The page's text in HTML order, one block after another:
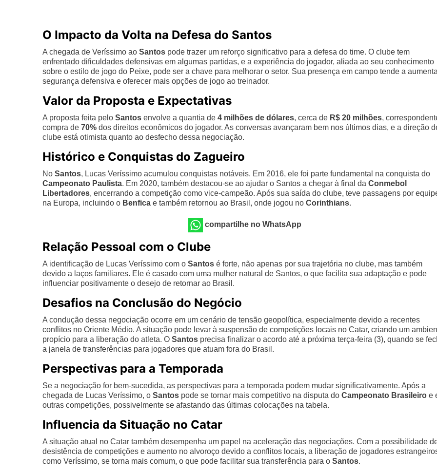
O Impacto da Volta na Defesa do Santos
A chegada de Veríssimo ao Santos pode trazer um reforço significativo para a defesa do time. O clube tem
enfrentado dificuldades defensivas em algumas partidas, e a experiência do jogador, aliada ao seu conhecimento
sobre o estilo de jogo do Peixe, pode ser a chave para melhorar o setor. Sua presença em campo tende a
segurança defensiva e oferecer mais opções de jogo ao treinador.
Valor da Proposta e Expectativas
A proposta feita pelo Santos envolve a quantia de 4 milhões de dólares, cerca de R$ 20 milhões,
compra de 70% dos direitos econômicos do jogador. As conversas avançaram bem nos últimos dias, e a direção
clube está otimista quanto ao desfecho dessa negociação.
Histórico e Conquistas do Zagueiro
No Santos, Lucas Veríssimo acumulou conquistas notáveis. Em 2016, ele foi parte fundamental na conquista do
Campeonato Paulista. Em 2020, também destacou-se ao ajudar o Santos a chegar à final da Conmebol
Libertadores, encerrando a competição como vice-campeão. Após sua saída do clube, teve passagens por
na Europa, incluindo o Benfica e também retornou ao Brasil, onde jogou no Corinthians.
compartilhe no WhatsApp
Relação Pessoal com o Clube
A identificação de Lucas Veríssimo com o Santos é forte, não apenas por sua trajetória no clube, mas também
devido a laços familiares. Ele é casado com uma mulher natural de Santos, o que facilita sua adaptação e pode
influenciar positivamente o desejo de retornar ao Brasil.
Desafios na Conclusão do Negócio
A condução dessa negociação ocorre em um cenário de tensão geopolítica, especialmente devido a recentes
conflitos no Oriente Médio. A situação pode levar à suspensão de competições locais no Catar, criando um
propício para a liberação do atleta. O Santos precisa finalizar o acordo até a próxima terça-feira (3), quando se
a janela de transferências para jogadores que atuam fora do Brasil.
Perspectivas para a Temporada
Se a negociação for bem-sucedida, as perspectivas para a temporada podem mudar significativamente. Após a
chegada de Lucas Veríssimo, o Santos pode se tornar mais competitivo na disputa do Campeonato Brasileiro e
outras competições, possivelmente se afastando das últimas colocações na tabela.
Influencia da Situação no Catar
A situação atual no Catar também desempenha um papel na aceleração das negociações. Com a possibilidade
desistência de competições e aumento no alvoroço devido a conflitos locais, a liberação de jogadores
como Veríssimo, se torna mais comum, o que pode facilitar sua transferência para o Santos.